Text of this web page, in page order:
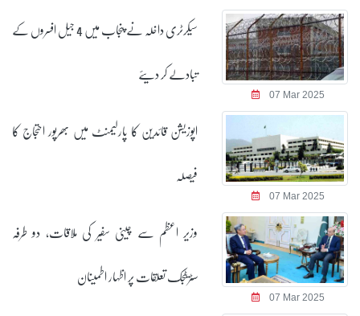
07 Mar 2025
سیکرٹری داخلہ نے پنجاب میں 4 جیل افسروں کے
تبادلے کر دیئے
07 Mar 2025
اپوزیشن قائدین کا پارلیمنٹ میں بھرپور احتجاج کا
فیصلہ
07 Mar 2025
وزیر اعظم سے چینی سفیر کی ملاقات، دو طرفہ
سٹریٹجک تعلقات پر اظہار اطمینان